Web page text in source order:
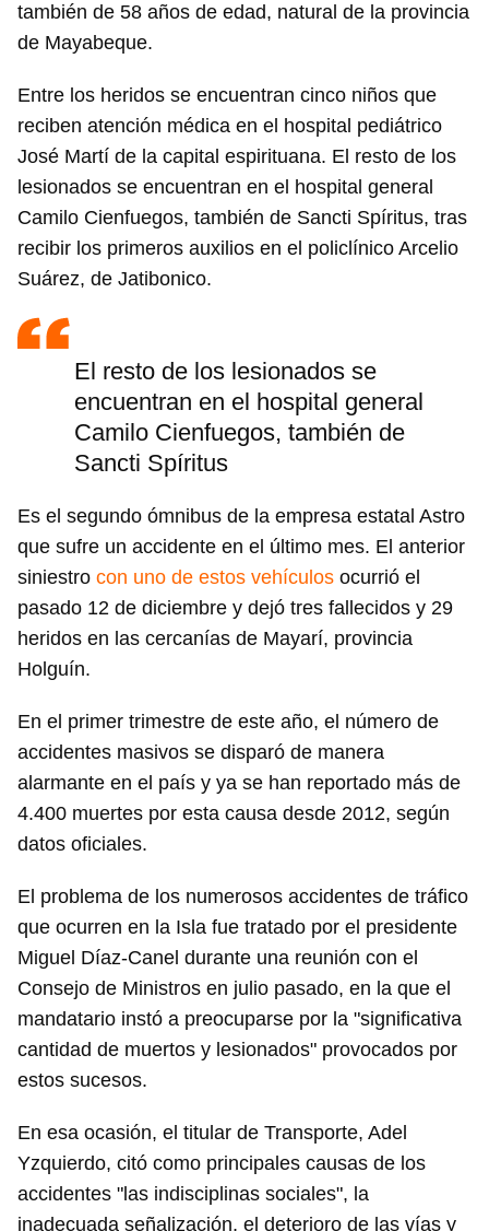
también de 58 años de edad, natural de la provincia
de Mayabeque.
Entre los heridos se encuentran cinco niños que
reciben atención médica en el hospital pediátrico
José Martí de la capital espirituana. El resto de los
lesionados se encuentran en el hospital general
Camilo Cienfuegos, también de Sancti Spíritus, tras
recibir los primeros auxilios en el policlínico Arcelio
Suárez, de Jatibonico.
El resto de los lesionados se
encuentran en el hospital general
Camilo Cienfuegos, también de
Sancti Spíritus
Es el segundo ómnibus de la empresa estatal Astro
que sufre un accidente en el último mes. El anterior
siniestro con uno de estos vehículos ocurrió el
pasado 12 de diciembre y dejó tres fallecidos y 29
heridos en las cercanías de Mayarí, provincia
Holguín.
En el primer trimestre de este año, el número de
accidentes masivos se disparó de manera
alarmante en el país y ya se han reportado más de
4.400 muertes por esta causa desde 2012, según
datos oficiales.
El problema de los numerosos accidentes de tráfico
que ocurren en la Isla fue tratado por el presidente
Miguel Díaz-Canel durante una reunión con el
Consejo de Ministros en julio pasado, en la que el
mandatario instó a preocuparse por la "significativa
cantidad de muertos y lesionados" provocados por
estos sucesos.
En esa ocasión, el titular de Transporte, Adel
Yzquierdo, citó como principales causas de los
accidentes "las indisciplinas sociales", la
inadecuada señalización, el deterioro de las vías y